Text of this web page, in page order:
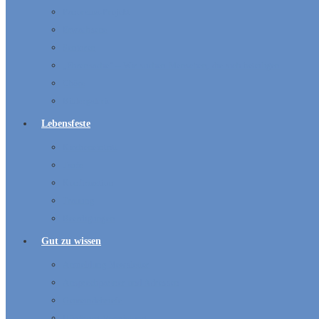
Lebensfeste
Gut zu wissen